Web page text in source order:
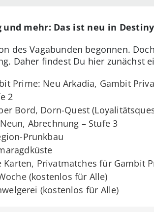
und mehr: Das ist neu in
des Vagabunden begonnen.
Daher findest Du hier zunächst
Prime: Neu Arkadia, Gambit
2
Bord, Dorn-Quest
Abrechnung – Stufe 3
Prunkbau
Privatmatches für Gambit
(kostenlos für Alle)
(kostenlos für Alle)